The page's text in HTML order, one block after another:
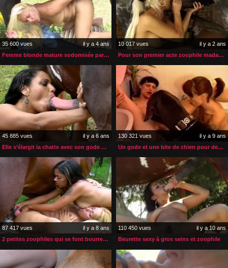
35 600 vues
il y a 4 ans
Femme blonde mature sodomisée par son cheval dans son jardin
10 017 vues
il y a 2 ans
Pour son premier acte zoophile madame suce son cheval
45 885 vues
il y a 6 ans
Elle s’élargit la chatte avec son gode avant le cheval
130 321 vues
il y a 9 ans
Un gode et une bite de chien pour deux copines
87 417 vues
il y a 8 ans
2 petites zoophiles qui se font bourrer par un sexe de cheval
110 450 vues
il y a 10 ans
Beurette sexy à gros seins et zoophile